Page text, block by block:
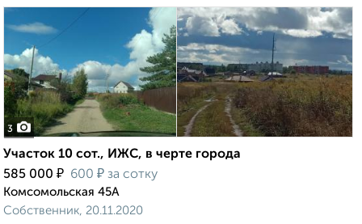
3
Участок 10 сот., ИЖС, в черте города
585 000 ₽ 600 ₽ за сотку
Комсомольская 45А
Собственник, 20.11.2020